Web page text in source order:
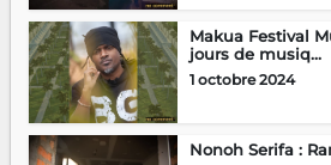
Makua Festival
jours de musiq...
1 octobre 2024
Nonoh Serifa :